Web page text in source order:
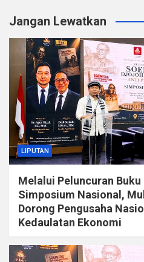
Jangan Lewatkan
LIPUTAN
Melalui Peluncuran
Simposium Nasional,
Dorong Pengusaha
Kedaulatan Ekonomi